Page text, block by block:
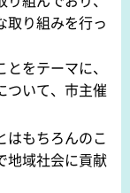
取り組みを行っ
をテーマに、
ついて、市主催
はもちろんのこ
地域社会に貢献